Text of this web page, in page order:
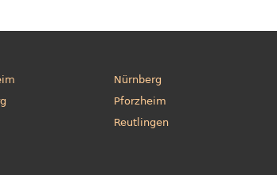
Nürnberg
Pforzheim
Reutlingen